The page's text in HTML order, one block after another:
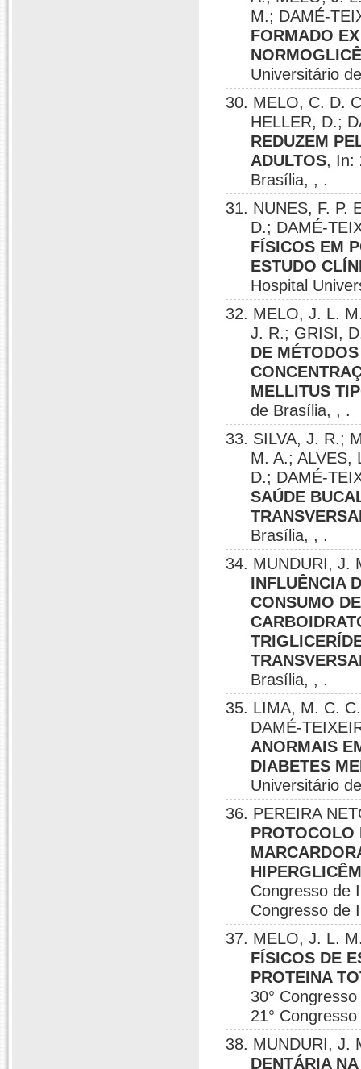
M.; DAMÉ-
FORMADO
Universitário
30. MELO, C. D.
HELLER, D.;
REDUZEM
ADULTOS, In:
Brasília, , .
31. NUNES, F. P.
D.; DAMÉ-
FÍSICOS EM
ESTUDO
Hospital
32. MELO, J. L.
J. R.; GRISI,
DE
MELLITUS
de Brasília, , .
33. SILVA, J. R.;
M. A.; ALVES,
D.; DAMÉ-
SAÚDE
Brasília, , .
34. MUNDURI, J.
INFLUÊNCIA
CONSUMO
Brasília, , .
35. LIMA, M. C.
DAMÉ-
ANORMAIS
DIABETES
Universitário
36. PEREIRA
PROTOCOLO
Congresso de
Congresso de
37. MELO, J. L.
FÍSICOS DE
PROTEINA
30°
21°
38. MUNDURI, J.
DENTÁRIA